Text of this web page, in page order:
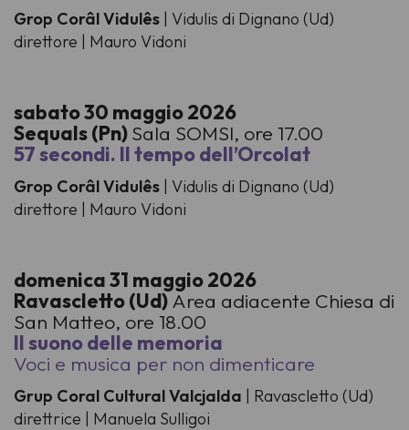
Grop Corâl Vidulês | Vidulis di Dignano (Ud)
direttore | Mauro Vidoni
sabato 30 maggio 2026
Sequals (Pn)Sala SOMSI, ore 17.00
57 secondi. Il tempo dell’Orcolat
Grop Corâl Vidulês | Vidulis di Dignano (Ud)
direttore | Mauro Vidoni
domenica 31 maggio 2026
Ravascletto (Ud)Area adiacente Chiesa di
San Matteo, ore 18.00
Il suono delle memoria
Voci e musica per non dimenticare
Grup Coral Cultural Valcjalda | Ravascletto (Ud)
direttrice | Manuela Sulligoi